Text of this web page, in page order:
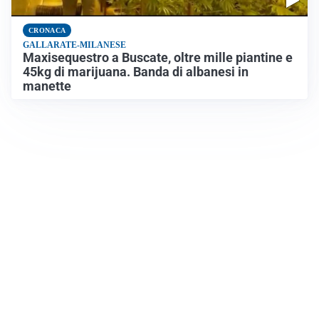
CRONACA
GALLARATE-MILANESE
Maxisequestro a Buscate, oltre mille piantine e
45kg di marijuana. Banda di albanesi in
manette